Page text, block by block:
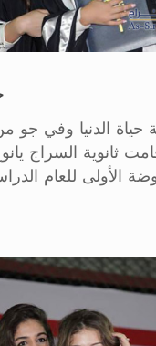
حياة الدنيا وفي جو
ثانوية السراج